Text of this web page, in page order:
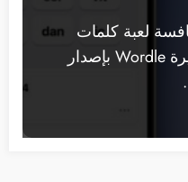
لعبة كلمات
نيويورك تايمز الشهيرة Wordle بإصدار